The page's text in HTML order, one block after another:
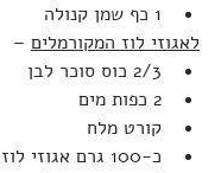
1 כף שמן קנולה
לאגוזי לוז המקורמלים –
2/3 כוס סוכר לבן
2 כפות מים
קורט מלח
כ-100 גרם